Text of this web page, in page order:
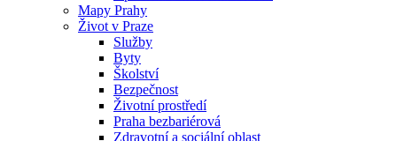
Mapy Prahy
Život v Praze
Služby
Byty
Školství
Bezpečnost
Životní prostředí
Praha bezbariérová
Zdravotní a sociální oblast